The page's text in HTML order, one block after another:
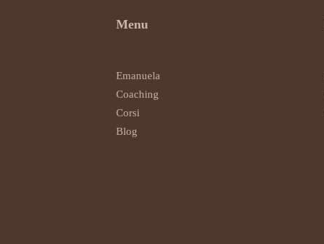
Menu
Emanuela
Coaching
Corsi
Blog